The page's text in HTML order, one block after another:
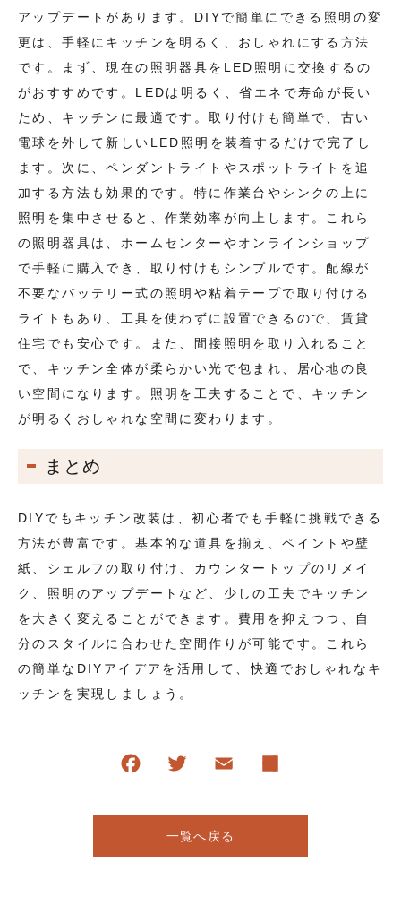
アップデートがあります。DIYで簡単にできる照明の変
更は、手軽にキッチンを明るく、おしゃれにする方法
です。まず、現在の照明器具をLED照明に交換するの
がおすすめです。LEDは明るく、省エネで寿命が長い
ため、キッチンに最適です。取り付けも簡単で、古い
電球を外して新しいLED照明を装着するだけで完了し
ます。次に、ペンダントライトやスポットライトを追
加する方法も効果的です。特に作業台やシンクの上に
照明を集中させると、作業効率が向上します。これら
の照明器具は、ホームセンターやオンラインショップ
で手軽に購入でき、取り付けもシンプルです。配線が
不要なバッテリー式の照明や粘着テープで取り付ける
ライトもあり、工具を使わずに設置できるので、賃貸
住宅でも安心です。また、間接照明を取り入れること
で、キッチン全体が柔らかい光で包まれ、居心地の良
い空間になります。照明を工夫することで、キッチン
が明るくおしゃれな空間に変わります。
まとめ
DIYでもキッチン改装は、初心者でも手軽に挑戦できる
方法が豊富です。基本的な道具を揃え、ペイントや壁
紙、シェルフの取り付け、カウンタートップのリメイ
ク、照明のアップデートなど、少しの工夫でキッチン
を大きく変えることができます。費用を抑えつつ、自
分のスタイルに合わせた空間作りが可能です。これら
の簡単なDIYアイデアを活用して、快適でおしゃれなキ
ッチンを実現しましょう。
一覧へ戻る